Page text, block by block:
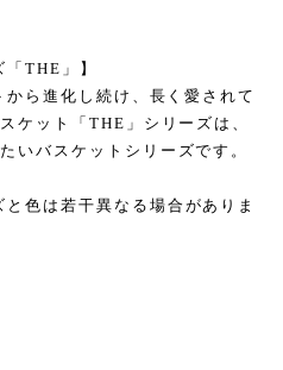
THE」】
ら進化し続け、長く愛されて
ケット「THE」シリーズは、
いバスケットシリーズです。
色は若干異なる場合がありま